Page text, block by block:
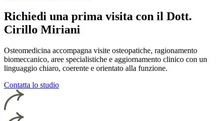
Richiedi una prima visita con il Dott.
Cirillo Miriani
Osteomedicina accompagna visite osteopatiche, ragionamento
biomeccanico, aree specialistiche e aggiornamento clinico con un
linguaggio chiaro, coerente e orientato alla funzione.
Contatta lo studio